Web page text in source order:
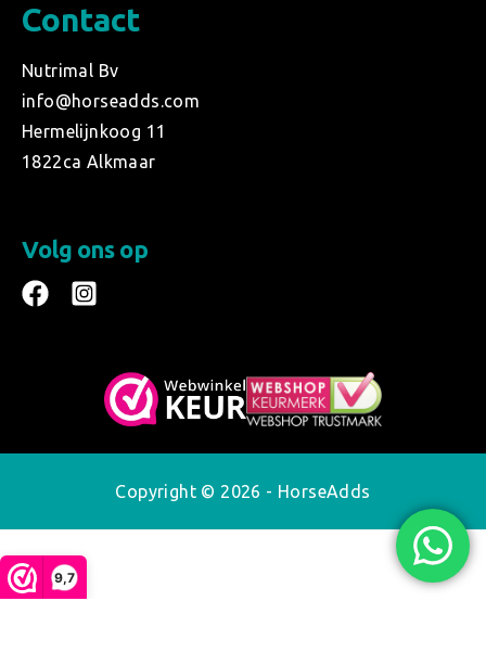
9,7
Contact
Nutrimal Bv
info@horseadds.com
Hermelijnkoog 11
1822ca Alkmaar
Volg ons op
Copyright © 2026 - HorseAdds